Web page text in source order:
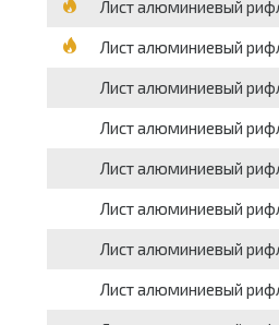
Лист алюминиевый
Лист алюминиевый
Лист алюминиевый
Лист алюминиевый
Лист алюминиевый
Лист алюминиевый
Лист алюминиевый
Лист алюминиевый